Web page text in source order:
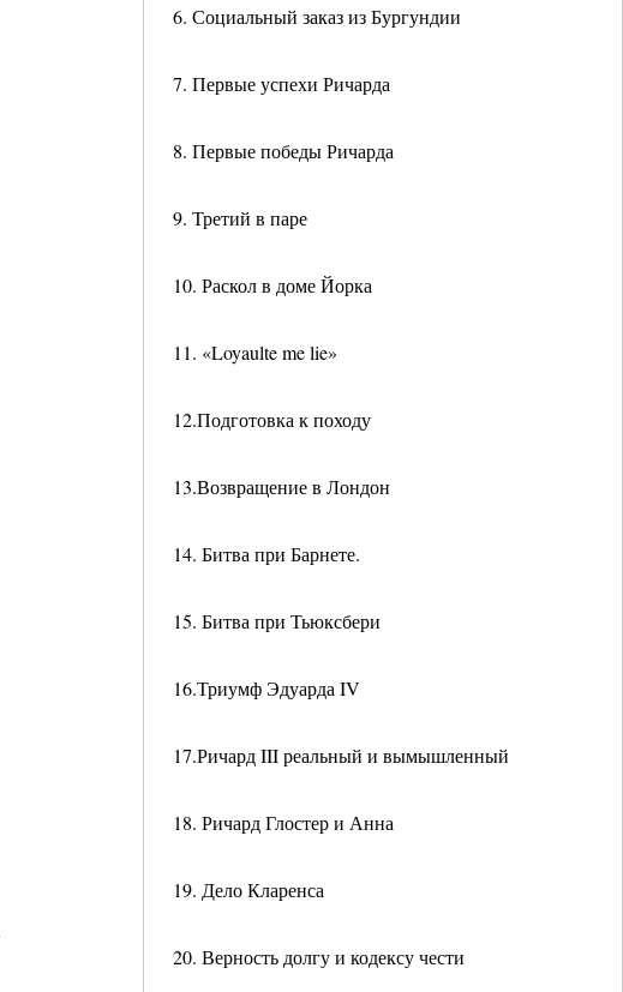
6. Социальный заказ из Бургундии
7. Первые успехи Ричарда
8. Первые победы Ричарда
9. Третий в паре
10. Раскол в доме Йорка
11. «Loyaulte me lie»
12.Подготовка к походу
13.Возвращение в Лондон
14. Битва при Барнете.
15. Битва при Тьюксбери
16.Триумф Эдуарда IV
17.Ричард III реальный и вымышленный
18. Ричард Глостер и Анна
19. Дело Кларенса
20. Верность долгу и кодексу чести